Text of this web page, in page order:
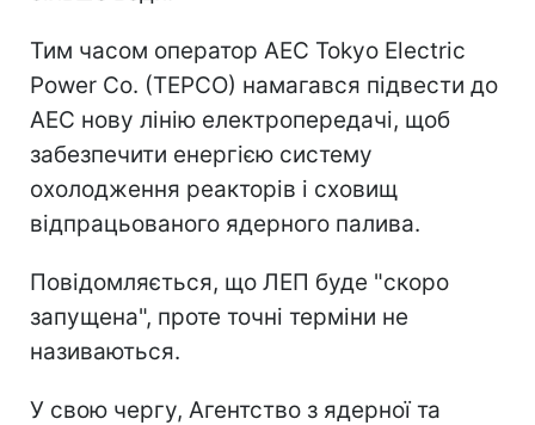
Тим часом оператор АЕС Tokyo Electric
Power Co. (TEPCO) намагався підвести до
АЕС нову лінію електропередачі, щоб
забезпечити енергією систему
охолодження реакторів і сховищ
відпрацьованого ядерного палива.
Повідомляється, що ЛЕП буде "скоро
запущена", проте точні терміни не
називаються.
У свою чергу, Агентство з ядерної та